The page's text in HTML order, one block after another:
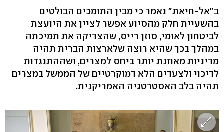
ב"אל-חיאת" נאמר כי מבין התומכים הבולטים
בהשעיית חלק מהסיוע אפשר לציין את היועצת
לביטחון לאומי, סוזן רייס, שהצדיקה את תמיכתה
במהלך בכך שהיא רוצה שלארצות הברית תהיה
מדיניות מאוזנת יותר ביחס למצרים, ושההתנגדות
לדיכוי ולצעדים הלא דמוקרטיים של הממשל במצרים
תהיה בלב האסטרטגיה האמריקנית.